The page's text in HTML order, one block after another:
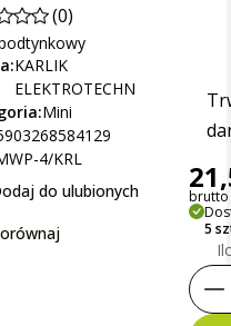
(0)
KARLIK
ELEKTROTECHN
Mini
4/KRL
do ulubionych
brutto
5